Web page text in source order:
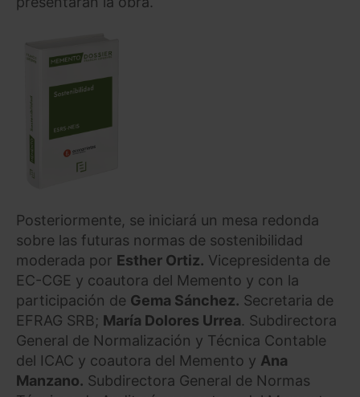
Posteriormente, se iniciará un mesa redonda
sobre las futuras normas de sostenibilidad
moderada por Esther Ortiz. Vicepresidenta de
EC-CGE y coautora del Memento y con la
participación de Gema Sánchez. Secretaria de
EFRAG SRB; María Dolores Urrea. Subdirectora
General de Normalización y Técnica Contable
del ICAC y coautora del Memento y Ana
Manzano. Subdirectora General de Normas